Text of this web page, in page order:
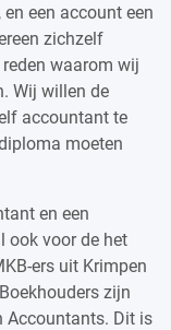
een account een
zichzelf
waarom wij
Wij willen de
accountant te
moeten
en een
ook voor de het
ers uit Krimpen
zijn
Accountants. Dit is